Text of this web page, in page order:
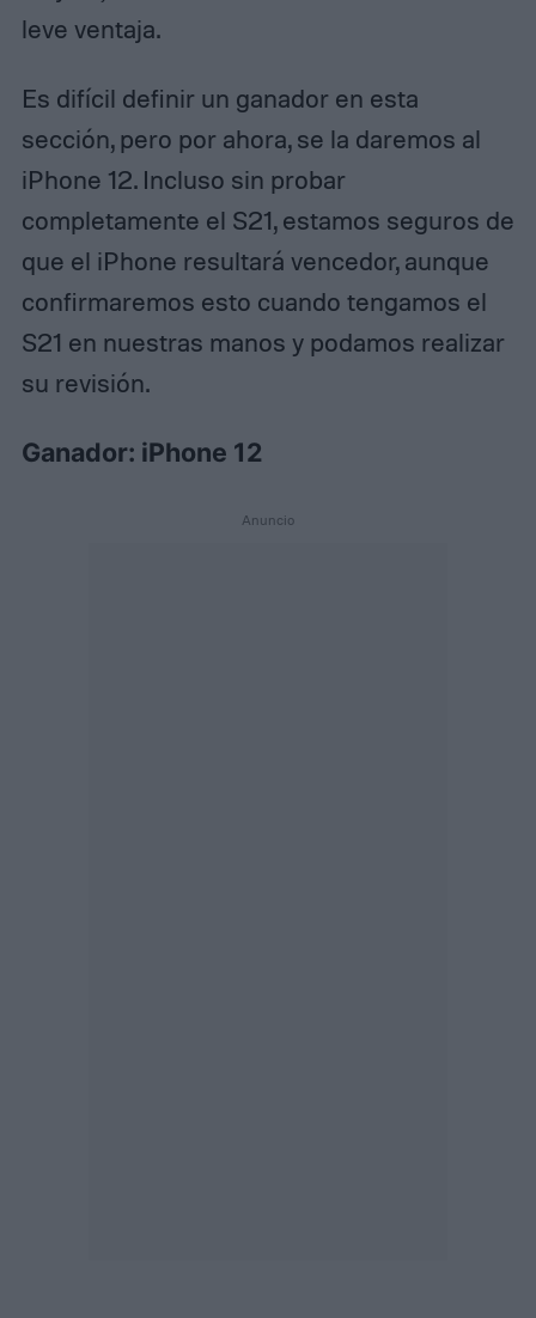
leve ventaja.
Es difícil definir un ganador en esta
sección, pero por ahora, se la daremos al
iPhone 12. Incluso sin probar
completamente el S21, estamos seguros de
que el iPhone resultará vencedor, aunque
confirmaremos esto cuando tengamos el
S21 en nuestras manos y podamos realizar
su revisión.
Ganador: iPhone 12